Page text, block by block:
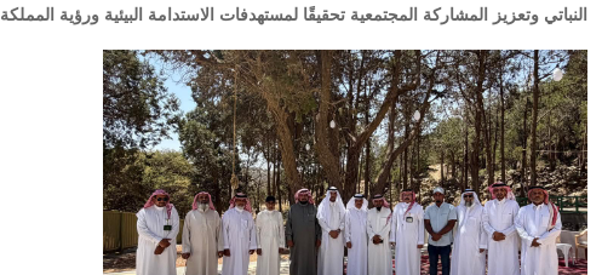
النباتي وتعزيز المشاركة المجتمعية تحقيقًا لمستهدفات الاستدامة البيئية ورؤية المملكة 2030.